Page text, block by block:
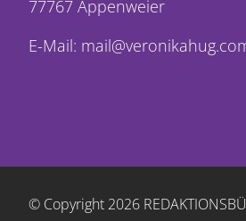
77767 Appenweier
E-Mail:
© Copyright 2026